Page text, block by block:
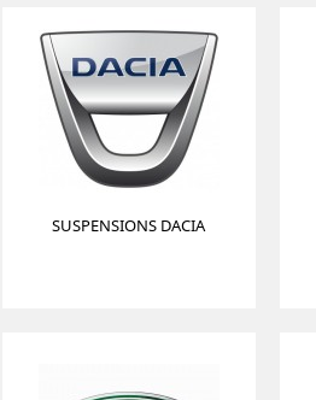
SUSPENSIONS DACIA